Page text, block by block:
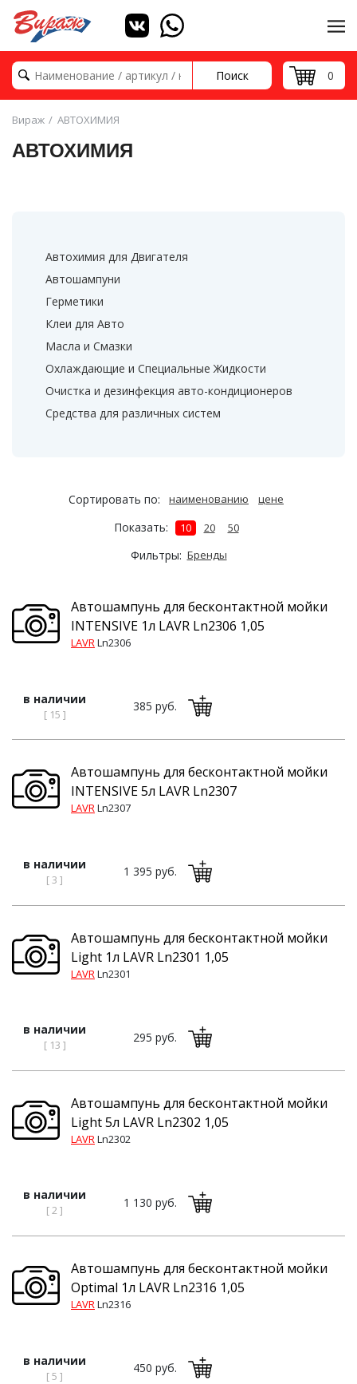
Поиск 0
Вираж АВТОХИМИЯ
АВТОХИМИЯ
Автохимия для Двигателя
Автошампуни
Герметики
Клеи для Авто
Масла и Смазки
Охлаждающие и Специальные Жидкости
Очистка и дезинфекция авто-кондиционеров
Средства для различных систем
Сортировать по: наименованию цене
Показать: 10 20 50
Фильтры: Бренды
Автошампунь для бесконтактной мойки
INTENSIVE 1л LAVR Ln2306 1,05
LAVRLn2306
в наличии
[ 15 ]
385 руб.
Автошампунь для бесконтактной мойки
INTENSIVE 5л LAVR Ln2307
LAVRLn2307
в наличии
[ 3 ]
1 395 руб.
Автошампунь для бесконтактной мойки
Light 1л LAVR Ln2301 1,05
LAVR Ln2301
в наличии
[ 13 ]
295 руб.
Автошампунь для бесконтактной мойки
Light 5л LAVR Ln2302 1,05
LAVRLn2302
в наличии
[ 2 ]
1 130 руб.
Автошампунь для бесконтактной мойки
Optimal 1л LAVR Ln2316 1,05
LAVRLn2316
в наличии
[ 5 ]
450 руб.